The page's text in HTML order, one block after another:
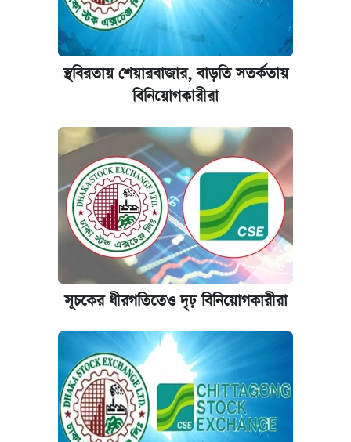
ঢাবি আইবিএর এক্সিকিউটিভ এমবিএতে ভর্তি শুরু,
আবেদন ১২ আগস্ট পর্যন্ত
স্থবিরতায় শেয়ারবাজার, বাড়তি সতর্কতায়
বিনিয়োগকারীরা
সূচকের ধীরগতিতেও দৃঢ় বিনিয়োগকারীরা